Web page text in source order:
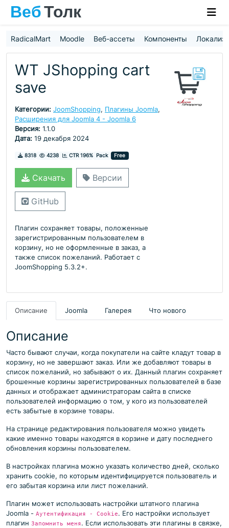
RadicalMart Moodle Веб-ассеты Компоненты
WT JShopping cart
save
Категории: JoomShopping, Плагины Joomla,
Расширения для Joomla 4 - Joomla 6
Версия: 1.1.0
Дата: 19 декабря 2024
Скачивания
8318 Просмотры
4238 CTR 196% Pack Free
Скачать Версии
GitHub
Плагин сохраняет товары, положенные
зарегистрированным пользователем в
корзину, но не оформленные в заказ, а
также список пожеланий. Работает с
JoomShopping 5.3.2+.
Описание Joomla Галерея Что нового
Описание
Часто бывают случаи, когда покупатели на сайте кладут товар в
корзину, но не завершают заказ. Или же добавляют товары в
список пожеланий, но забывают о их. Данный плагин сохраняет
брошенные корзины зарегистрированных пользователей в базе
данных и отображает администраторам сайта в списке
пользователей информацию о том, у кого из пользователей
есть забытые в корзине товары.
На странице редактирования пользователя можно увидеть
какие именно товары находятся в корзине и дату последнего
обновления корзины пользователем.
В настройках плагина можно указать количество дней, сколько
хранить cookie, по которым идентифицируется пользователь и
его забытая корзина или лист пожеланий.
Плагин может использовать настройки штатного плагина
Joomla - Аутентификация - Cookie. Его настройки использует
плагин Запомнить меня. Если использовать эти плагины в связке,